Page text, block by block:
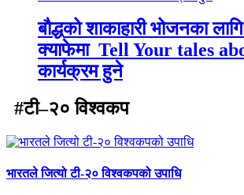
बौद्धको शाकाहारी भोजनका
क्याफेमा Tell Your tales
कार्यक्रम हुने
#टी–२० विश्वकप
भारतले जित्यो टी-२० विश्वकपको उपाधि